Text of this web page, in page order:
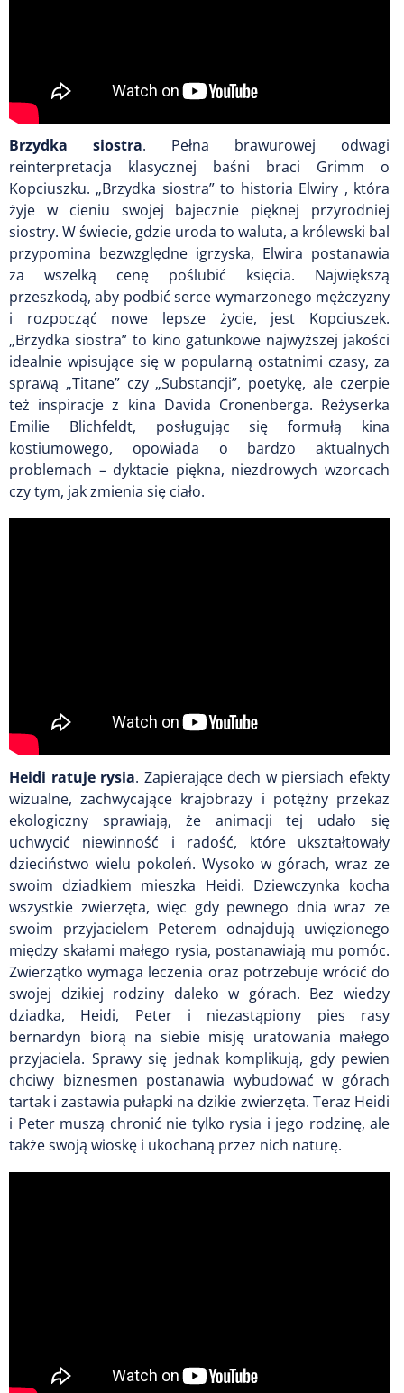
Brzydka siostra. Pełna brawurowej odwagi
reinterpretacja klasycznej baśni braci Grimm o
Kopciuszku. „Brzydka siostra” to historia Elwiry , która
żyje w cieniu swojej bajecznie pięknej przyrodniej
siostry. W świecie, gdzie uroda to waluta, a królewski bal
przypomina bezwzględne igrzyska, Elwira postanawia
za wszelką cenę poślubić księcia. Największą
przeszkodą, aby podbić serce wymarzonego mężczyzny
i rozpocząć nowe lepsze życie, jest Kopciuszek.
„Brzydka siostra” to kino gatunkowe najwyższej jakości
idealnie wpisujące się w popularną ostatnimi czasy, za
sprawą „Titane” czy „Substancji”, poetykę, ale czerpie
też inspiracje z kina Davida Cronenberga. Reżyserka
Emilie Blichfeldt, posługując się formułą kina
kostiumowego, opowiada o bardzo aktualnych
problemach – dyktacie piękna, niezdrowych wzorcach
czy tym, jak zmienia się ciało.
Heidi ratuje rysia. Zapierające dech w piersiach efekty
wizualne, zachwycające krajobrazy i potężny przekaz
ekologiczny sprawiają, że animacji tej udało się
uchwycić niewinność i radość, które ukształtowały
dzieciństwo wielu pokoleń. Wysoko w górach, wraz ze
swoim dziadkiem mieszka Heidi. Dziewczynka kocha
wszystkie zwierzęta, więc gdy pewnego dnia wraz ze
swoim przyjacielem Peterem odnajdują uwięzionego
między skałami małego rysia, postanawiają mu pomóc.
Zwierzątko wymaga leczenia oraz potrzebuje wrócić do
swojej dzikiej rodziny daleko w górach. Bez wiedzy
dziadka, Heidi, Peter i niezastąpiony pies rasy
bernardyn biorą na siebie misję uratowania małego
przyjaciela. Sprawy się jednak komplikują, gdy pewien
chciwy biznesmen postanawia wybudować w górach
tartak i zastawia pułapki na dzikie zwierzęta. Teraz Heidi
i Peter muszą chronić nie tylko rysia i jego rodzinę, ale
także swoją wioskę i ukochaną przez nich naturę.